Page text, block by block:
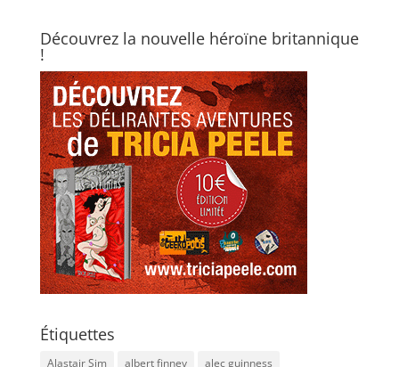
Découvrez la nouvelle héroïne britannique
!
Étiquettes
Alastair Sim albert finney
alec guinness